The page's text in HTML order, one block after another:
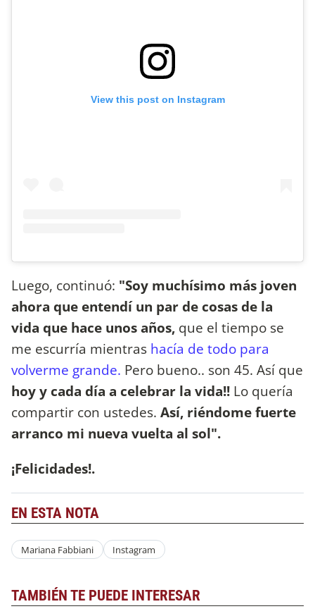
View this post on Instagram
Luego, continuó: "Soy muchísimo más joven
ahora que entendí un par de cosas de la
vida que hace unos años, que el tiempo se
me escurría mientras hacía de todo para
volverme grande. Pero bueno.. son 45. Así que
hoy y cada día a celebrar la vida!! Lo quería
compartir con ustedes. Así, riéndome fuerte
arranco mi nueva vuelta al sol".
¡Felicidades!.
EN ESTA NOTA
Mariana Fabbiani Instagram
TAMBIÉN TE PUEDE INTERESAR